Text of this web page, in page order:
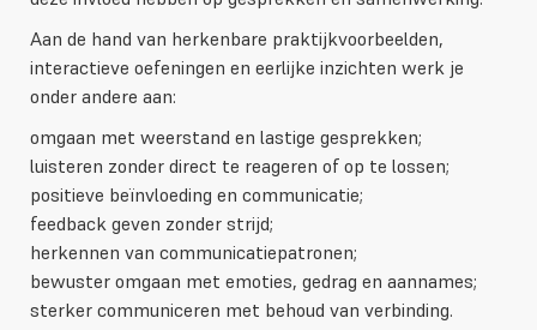
Aan de hand van herkenbare praktijkvoorbeelden,
interactieve oefeningen en eerlijke inzichten werk je
onder andere aan:
omgaan met weerstand en lastige gesprekken;
luisteren zonder direct te reageren of op te lossen;
positieve beïnvloeding en communicatie;
feedback geven zonder strijd;
herkennen van communicatiepatronen;
bewuster omgaan met emoties, gedrag en aannames;
sterker communiceren met behoud van verbinding.